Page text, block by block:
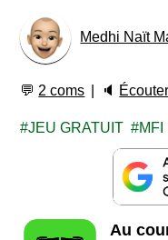
Medhi Naït
💬 2 coms 🔈 Écouter
JEU GRATUIT MFI
Au